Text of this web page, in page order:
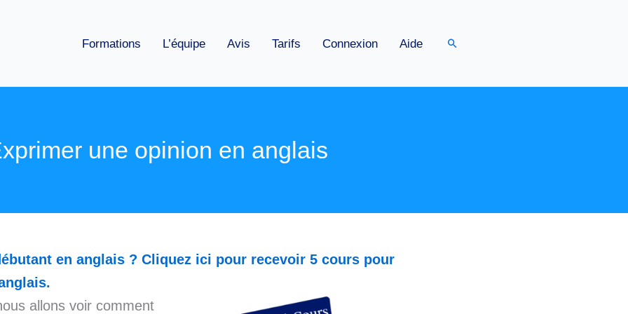
Formations L’équipe Avis Tarifs Connexion Aide Rechercher
une opinion en anglais
en anglais ? Cliquez ici pour recevoir 5 cours pour
allons voir comment